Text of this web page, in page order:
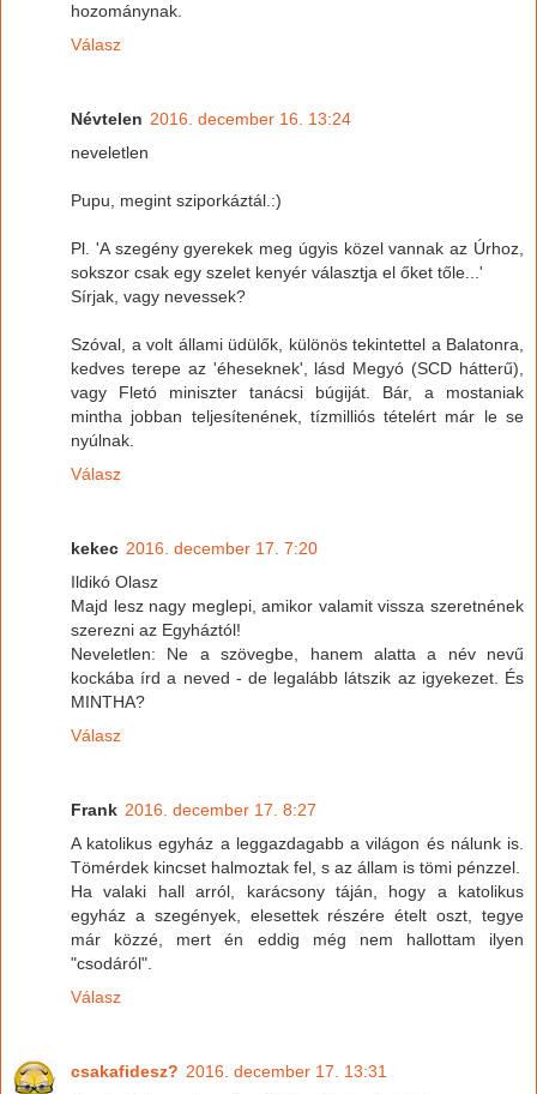
hozománynak.
Válasz
Névtelen 2016. december 16. 13:24
neveletlen
Pupu, megint sziporkáztál.:)
Pl. 'A szegény gyerekek meg úgyis közel vannak az Úrhoz,
sokszor csak egy szelet kenyér választja el őket tőle...'
Sírjak, vagy nevessek?
Szóval, a volt állami üdülők, különös tekintettel a Balatonra,
kedves terepe az 'éheseknek', lásd Megyó (SCD hátterű),
vagy Fletó miniszter tanácsi búgiját. Bár, a mostaniak
mintha jobban teljesítenének, tízmilliós tételért már le se
nyúlnak.
Válasz
kekec 2016. december 17. 7:20
Ildikó Olasz
Majd lesz nagy meglepi, amikor valamit vissza szeretnének
szerezni az Egyháztól!
Neveletlen: Ne a szövegbe, hanem alatta a név nevű
kockába írd a neved - de legalább látszik az igyekezet. És
MINTHA?
Válasz
Frank 2016. december 17. 8:27
A katolikus egyház a leggazdagabb a világon és nálunk is.
Tömérdek kincset halmoztak fel, s az állam is tömi pénzzel.
Ha valaki hall arról, karácsony táján, hogy a katolikus
egyház a szegények, elesettek részére ételt oszt, tegye
már közzé, mert én eddig még nem hallottam ilyen
"csodáról".
Válasz
csakafidesz? 2016. december 17. 13:31